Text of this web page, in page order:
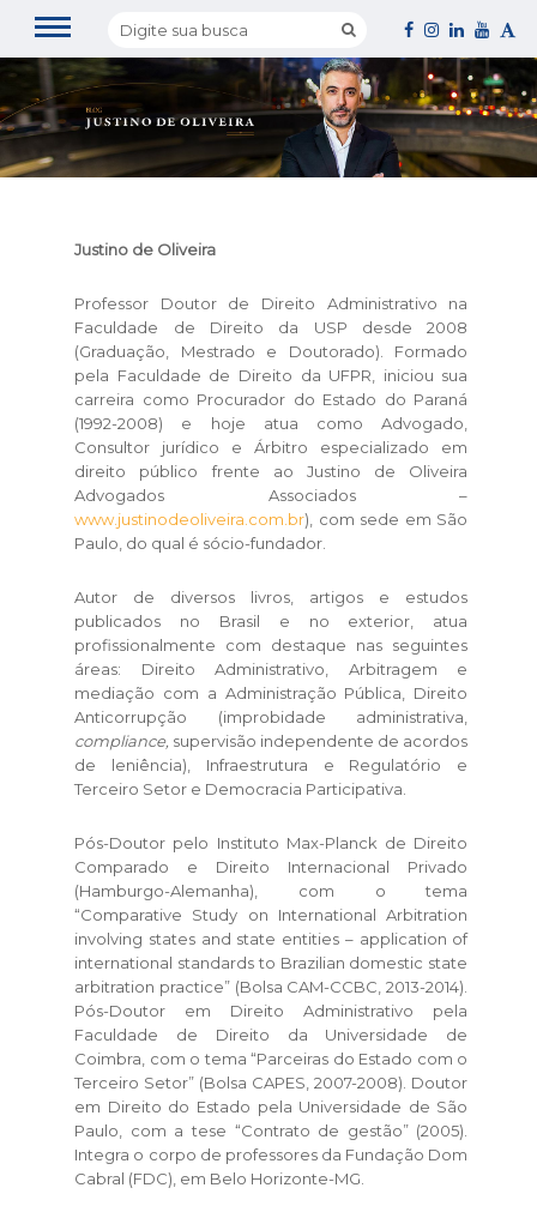
Justino de Oliveira
Professor Doutor de Direito Administrativo na
Faculdade de Direito da USP desde 2008
(Graduação, Mestrado e Doutorado). Formado
pela Faculdade de Direito da UFPR, iniciou sua
carreira como Procurador do Estado do Paraná
(1992-2008) e hoje atua como Advogado,
Consultor jurídico e Árbitro especializado em
direito público frente ao Justino de Oliveira
Advogados Associados –
www.justinodeoliveira.com.br), com sede em São
Paulo, do qual é sócio-fundador.
Autor de diversos livros, artigos e estudos
publicados no Brasil e no exterior, atua
profissionalmente com destaque nas seguintes
áreas: Direito Administrativo, Arbitragem e
mediação com a Administração Pública, Direito
Anticorrupção (improbidade administrativa,
compliance, supervisão independente de acordos
de leniência), Infraestrutura e Regulatório e
Terceiro Setor e Democracia Participativa.
Pós-Doutor pelo Instituto Max-Planck de Direito
Comparado e Direito Internacional Privado
(Hamburgo-Alemanha), com o tema
“Comparative Study on International Arbitration
involving states and state entities – application of
international standards to Brazilian domestic state
arbitration practice” (Bolsa CAM-CCBC, 2013-2014).
Pós-Doutor em Direito Administrativo pela
Faculdade de Direito da Universidade de
Coimbra, com o tema “Parceiras do Estado com o
Terceiro Setor” (Bolsa CAPES, 2007-2008). Doutor
em Direito do Estado pela Universidade de São
Paulo, com a tese “Contrato de gestão” (2005).
Integra o corpo de professores da Fundação Dom
Cabral (FDC), em Belo Horizonte-MG.